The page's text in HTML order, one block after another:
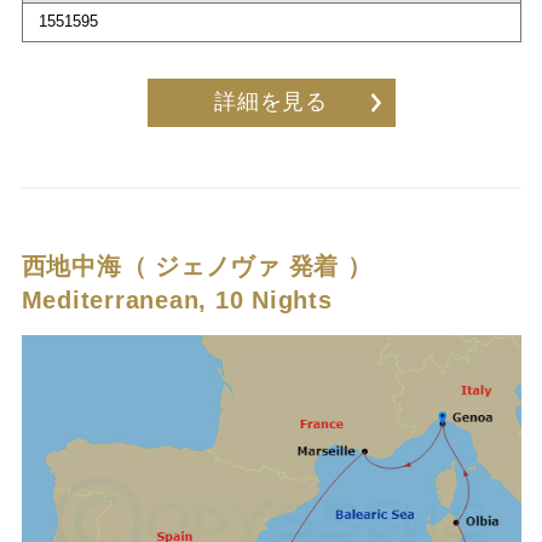
1551595
詳細を見る
西地中海（ ジェノヴァ 発着 ）
Mediterranean, 10 Nights